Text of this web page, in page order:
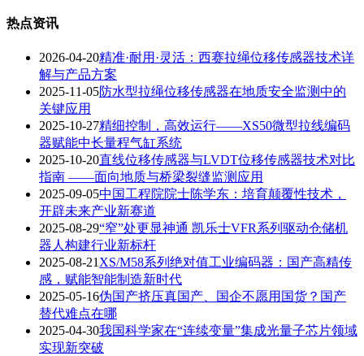
热点资讯
2026-04-20精准·耐用·灵活：西赛拉绳位移传感器技术详
解与产品方案
2025-11-05防水型拉绳位移传感器在地质安全监测中的
关键应用
2025-10-27精细控制，高效运行——XS50微型拉线编码
器赋能中长量程气缸系统
2025-10-20直线位移传感器与LVDT位移传感器技术对比
指南 ——面向地质与桥梁裂缝监测应用
2025-09-05中国工程院院士陈学东：培育颠覆性技术，
开辟未来产业新赛道
2025-08-29“窄”处更显神通 凯乐士VFR系列驱动仓储机
器人构建行业新标杆
2025-08-21 XS/M58系列绝对值工业编码器：国产高精传
感，赋能智能制造新时代
2025-05-16伪国产挤压真国产、国企不愿用国货？国产
替代难点在哪
2025-04-30我国科学家在“连续变量”集成光量子芯片领域
实现新突破